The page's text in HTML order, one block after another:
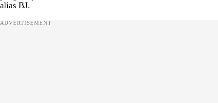
alias BJ.
ADVERTISEMENT